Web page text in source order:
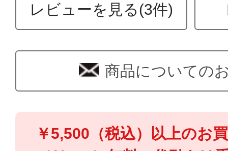
レビューを見る(3件)
商品についての
￥5,500（税込）以上のお